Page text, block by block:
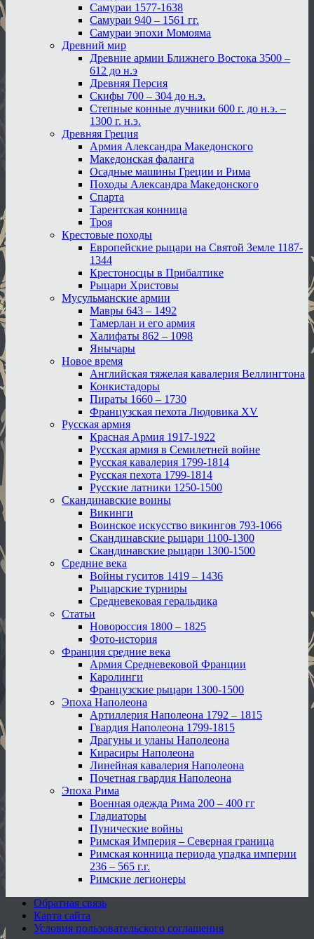
Самураи 1577-1638
Самураи 940 – 1561 гг.
Самураи эпохи Момояма
Древний мир
Древние армии Ближнего Востока 3500 –
612 до н.э
Древняя Персия
Скифы 700 – 304 до н.э.
Степные конные лучники 600 г. до н.э. –
1300 г. н.э.
Древняя Греция
Армия Александра Македонского
Македонская фаланга
Осадные машины Греции и Рима
Походы Александра Македонского
Спарта
Тарентская конница
Троя
Крестовые походы
Европейские рыцари на Святой Земле 1187-
1344
Крестоносцы в Прибалтике
Рыцари Христовы
Мусульманские армии
Мавры 643 – 1492
Тамерлан и его армия
Халифаты 862 – 1098
Янычары
Новое время
Английская тяжелая кавалерия Веллингтона
Конкистадоры
Пираты 1660 – 1730
Французская пехота Людовика XV
Русская армия
Красная Армия 1917-1922
Русская армия в Семилетней войне
Русская кавалерия 1799-1814
Русская пехота 1799-1814
Русские латники 1250-1500
Скандинавские воины
Викинги
Воинское искусство викингов 793-1066
Скандинавские рыцари 1100-1300
Скандинавские рыцари 1300-1500
Средние века
Войны гуситов 1419 – 1436
Рыцарские турниры
Средневековая геральдика
Статьи
Новороссия 1800 – 1825
Фото-история
Франция средние века
Армия Средневековой Франции
Каролинги
Французские рыцари 1300-1500
Эпоха Наполеона
Артиллерия Наполеона 1792 – 1815
Гвардия Наполеона 1799-1815
Драгуны и уланы Наполеона
Кирасиры Наполеона
Линейная кавалерия Наполеона
Почетная гвардия Наполеона
Эпоха Рима
Военная одежда Рима 200 – 400 гг
Гладиаторы
Пунические войны
Римская Империя – Северная граница
Римская конница периода упадка империи
236 – 565 г.г.
Римские легионеры
Обратная связь
Карта сайта
Условия пользовательского соглашения